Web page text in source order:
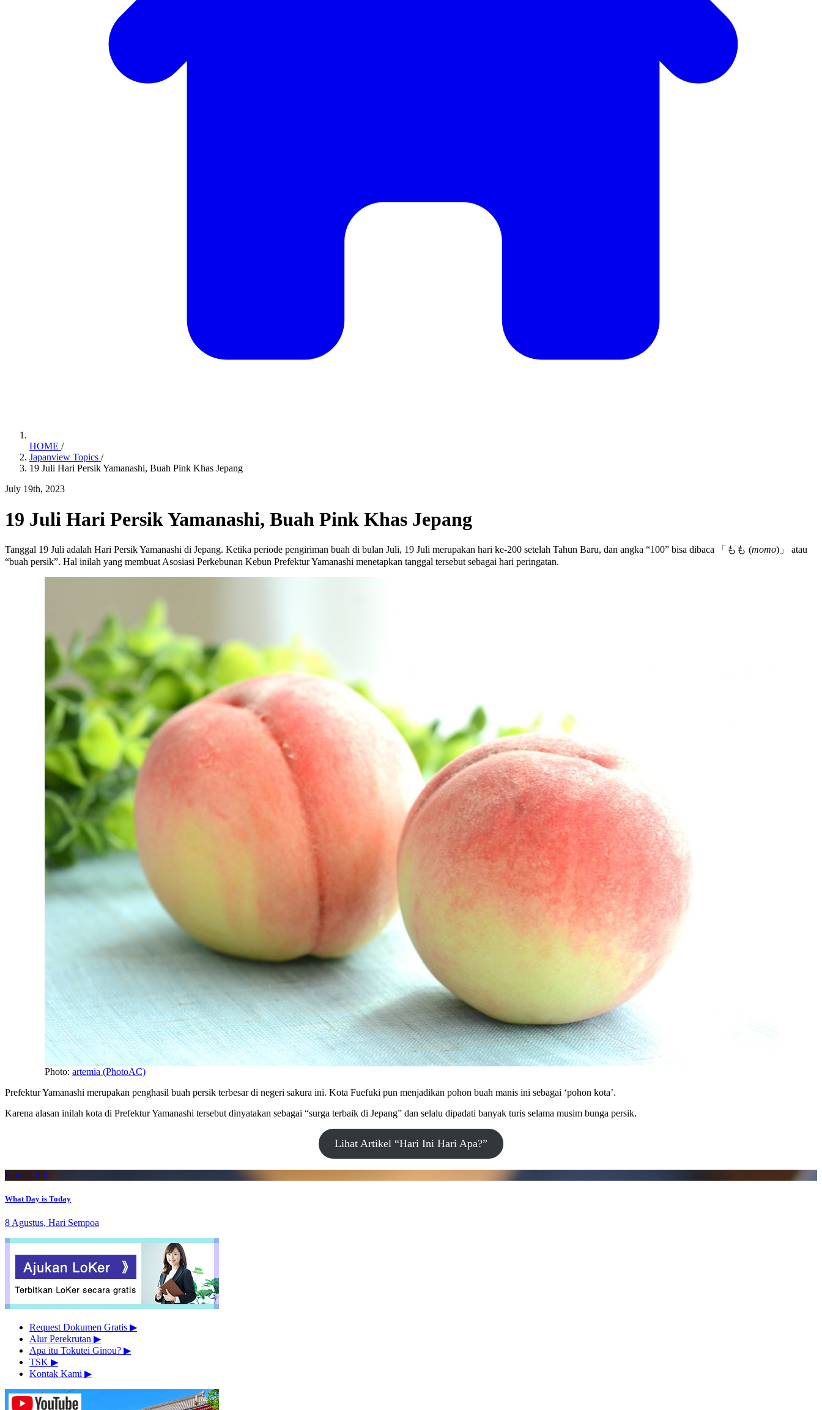
HOME /
Japanview Topics /
19 Juli Hari Persik Yamanashi, Buah Pink Khas Jepang
July 19th, 2023
19 Juli Hari Persik Yamanashi, Buah Pink Khas Jepang
Tanggal 19 Juli adalah Hari Persik Yamanashi di Jepang. Ketika periode pengiriman buah di bulan Juli, 19 Juli merupakan hari ke-200 setelah Tahun Baru, dan angka “100” bisa dibaca 「もも (momo)」 atau
“buah persik”. Hal inilah yang membuat Asosiasi Perkebunan Kebun Prefektur Yamanashi menetapkan tanggal tersebut sebagai hari peringatan.
Photo: artemia (PhotoAC)
Prefektur Yamanashi merupakan penghasil buah persik terbesar di negeri sakura ini. Kota Fuefuki pun menjadikan pohon buah manis ini sebagai ‘pohon kota’.
Karena alasan inilah kota di Prefektur Yamanashi tersebut dinyatakan sebagai “surga terbaik di Jepang” dan selalu dipadati banyak turis selama musim bunga persik.
Lihat Artikel “Hari Ini Hari Apa?”
August 8th
What Day is Today
8 Agustus, Hari Sempoa
Request Dokumen Gratis ▶︎
Alur Perekrutan ▶︎
Apa itu Tokutei Ginou? ▶︎
TSK ▶︎
Kontak Kami ▶︎